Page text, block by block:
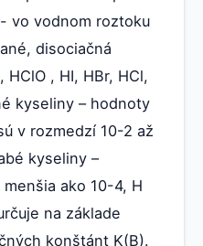
vo vodnom roztoku
disociačná
, HI, HBr, HCl,
kyseliny – hodnoty
v rozmedzí 10-2 až
kyseliny –
ako 10-4, H
na základe
konštánt K(B).